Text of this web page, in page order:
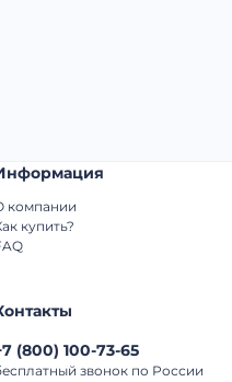
компании
купить?
(800) 100-73-65
звонок по России